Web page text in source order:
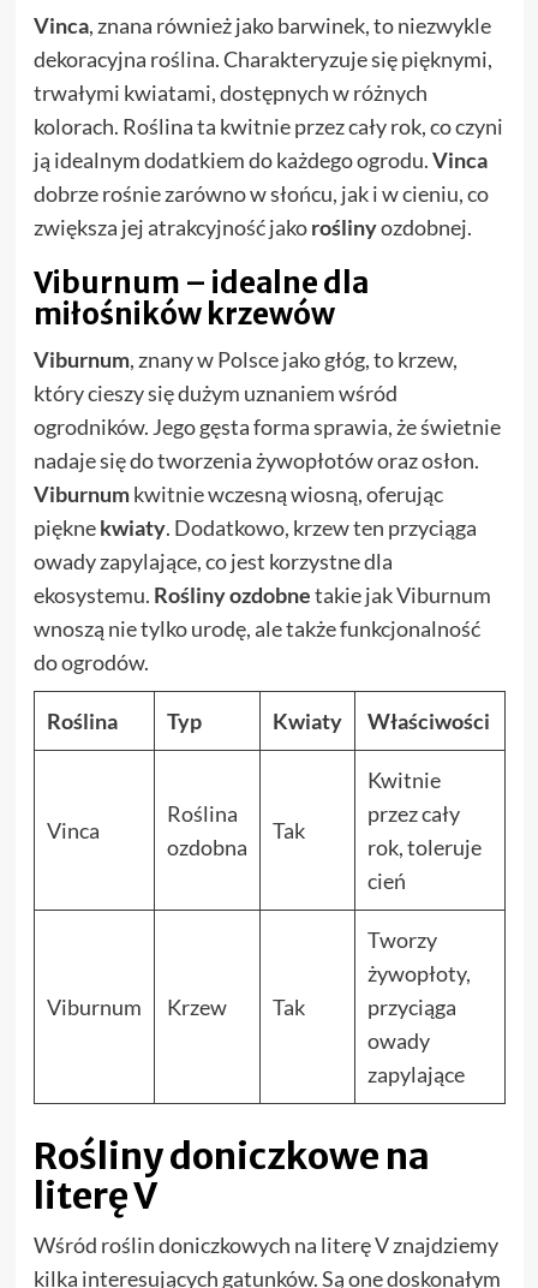
Vinca, znana również jako barwinek, to niezwykle
dekoracyjna roślina. Charakteryzuje się pięknymi,
trwałymi kwiatami, dostępnych w różnych
kolorach. Roślina ta kwitnie przez cały rok, co czyni
ją idealnym dodatkiem do każdego ogrodu.Vinca
dobrze rośnie zarówno w słońcu, jak i w cieniu, co
zwiększa jej atrakcyjność jakoroślinyozdobnej.
Viburnum – idealne dla
miłośników krzewów
Viburnum, znany w Polsce jako głóg, to krzew,
który cieszy się dużym uznaniem wśród
ogrodników. Jego gęsta forma sprawia, że świetnie
nadaje się do tworzenia żywopłotów oraz osłon.
Viburnumkwitnie wczesną wiosną, oferując
pięknekwiaty. Dodatkowo, krzew ten przyciąga
owady zapylające, co jest korzystne dla
ekosystemu. Rośliny ozdobnetakie jak Viburnum
wnoszą nie tylko urodę, ale także funkcjonalność
do ogrodów.
Roślina Typ Kwiaty Właściwości
Vinca
Roślina
ozdobna
Tak
Kwitnie
przez cały
rok, toleruje
cień
Viburnum Krzew Tak
Tworzy
żywopłoty,
przyciąga
owady
zapylające
Rośliny doniczkowe na
literę V
Wśród roślin doniczkowych na literę V znajdziemy
kilka interesujących gatunków. Są one doskonałym